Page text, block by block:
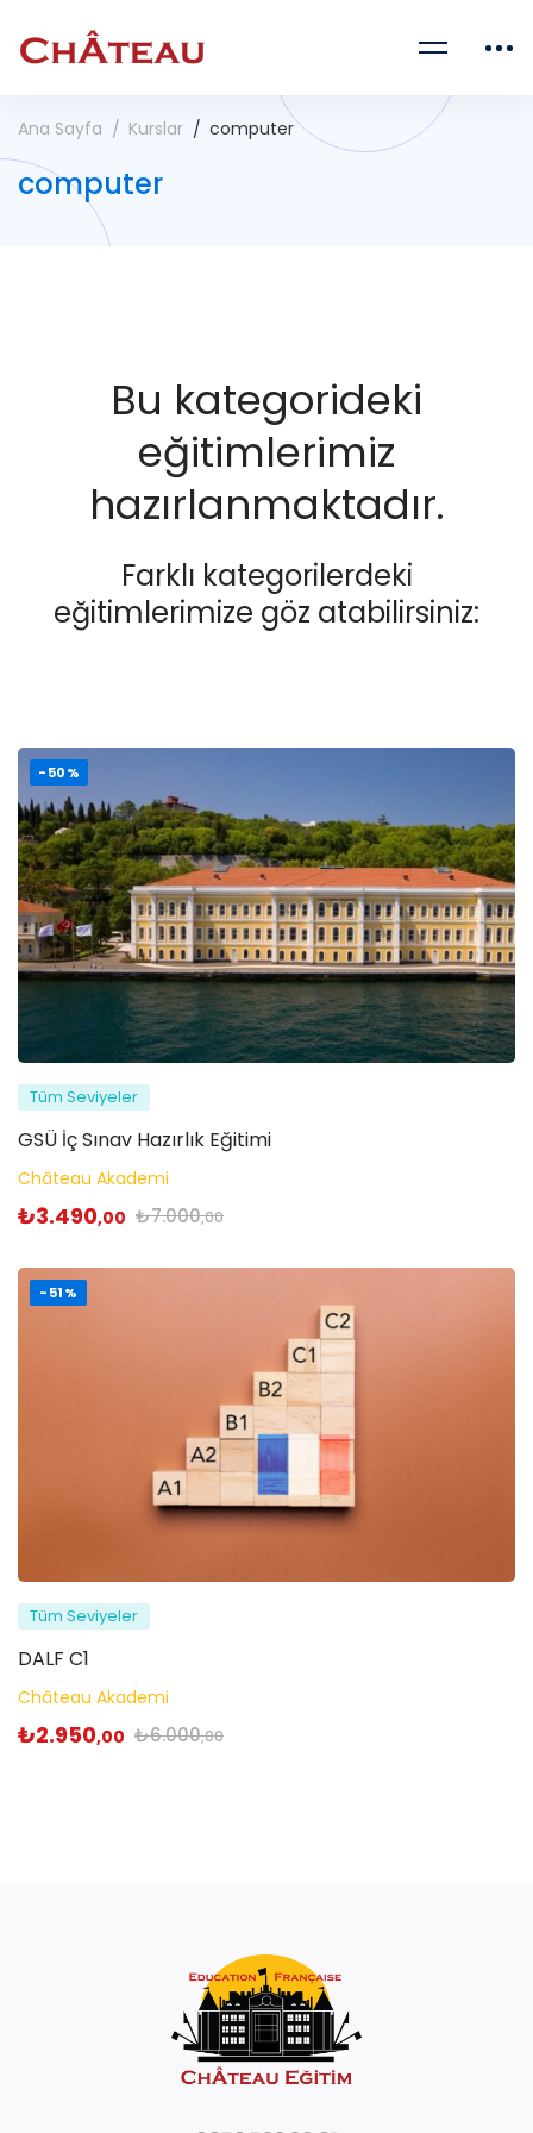
Ana Sayfa Kurslar computer
computer
Bu kategorideki
eğitimlerimiz
hazırlanmaktadır.
Farklı kategorilerdeki
eğitimlerimize göz atabilirsiniz:
-50%
Tüm Seviyeler
GSÜ İç Sınav Hazırlık Eğitimi
Château Akademi
₺3.490,00 ₺7.000,00
-51%
Tüm Seviyeler
DALF C1
Château Akademi
₺2.950,00 ₺6.000,00